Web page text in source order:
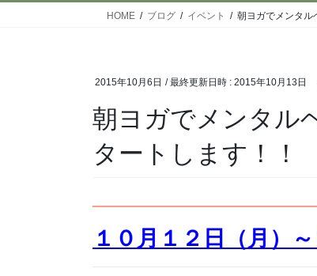
HOME ブログ イベント 朝ヨガでメンタ
2015年10月6日 / 最終更新日時 : 2015年10月13日
朝ヨガでメンタル
タートします！！
１０月１２日（月）